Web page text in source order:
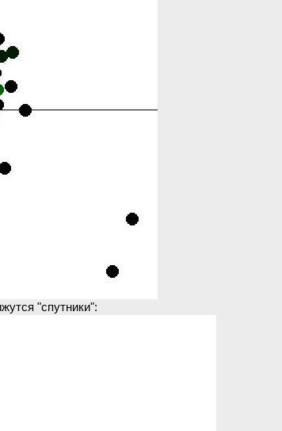
"спутники":